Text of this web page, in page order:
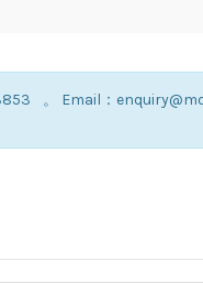
3853 。 Email：